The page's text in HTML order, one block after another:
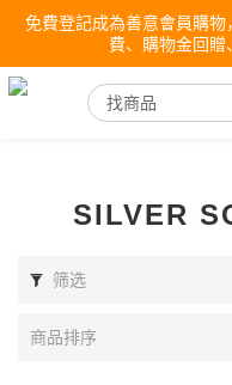
免費登記成為善意會員購
費、購物金回贈
SILVER
筛选
商品排序